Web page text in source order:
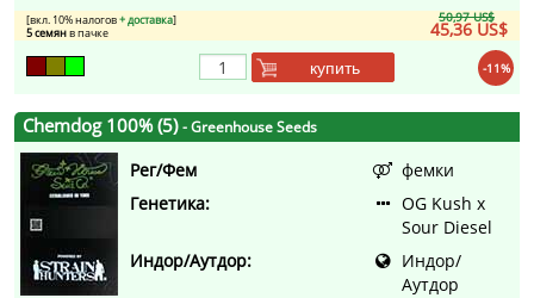
50,97 US$
45,36 US$
[вкл. 10% налогов+ доставка]
5 семянв пачке
-11%
купить
Chemdog 100% (5)- Greenhouse Seeds
Рег/Фем
фемки
Генетика:
OG Kush x
Sour Diesel
Индор/Аутдор:
Индор/
Аутдор